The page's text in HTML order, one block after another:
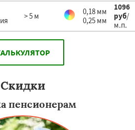
> 5 м
0,18 мм
0,25 мм
1096
руб/
м.п.
Скидки
пенсионерам